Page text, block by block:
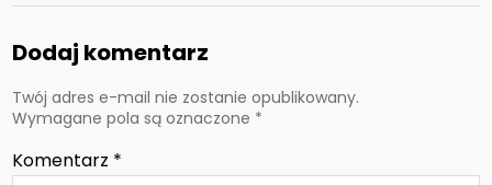
Dodaj komentarz
Twój adres e-mail nie zostanie opublikowany.
Wymagane pola są oznaczone *
Komentarz *